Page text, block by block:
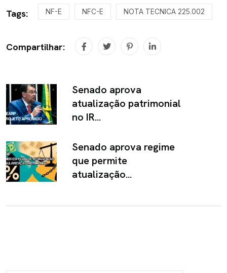
Tags: NF-E NFC-E NOTA TECNICA 225.002
Compartilhar:
Senado aprova
atualização patrimonial
no IR...
Senado aprova regime
que permite
atualização...